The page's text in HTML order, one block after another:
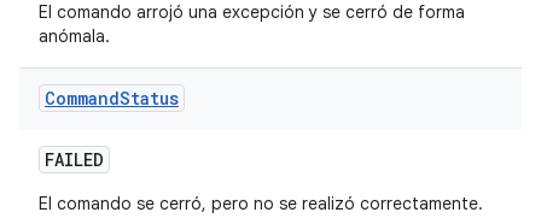
El comando arrojó una excepción y se cerró de forma
anómala.
CommandStatus
FAILED
El comando se cerró, pero no se realizó correctamente.